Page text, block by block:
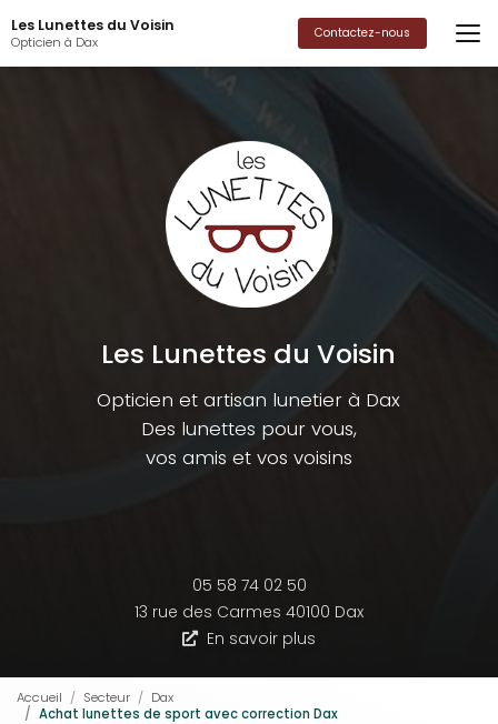
au
contenu
principal
Les Lunettes du Voisin
Opticien à Dax Contactez-nous
Les Lunettes du Voisin
Opticien et artisan lunetier à Dax
Des lunettes pour vous,
vos amis et vos voisins
05 58 74 02 50
13 rue des Carmes 40100 Dax
En savoir plus
Accueil Secteur
Dax
Achat lunettes de sport avec correction Dax